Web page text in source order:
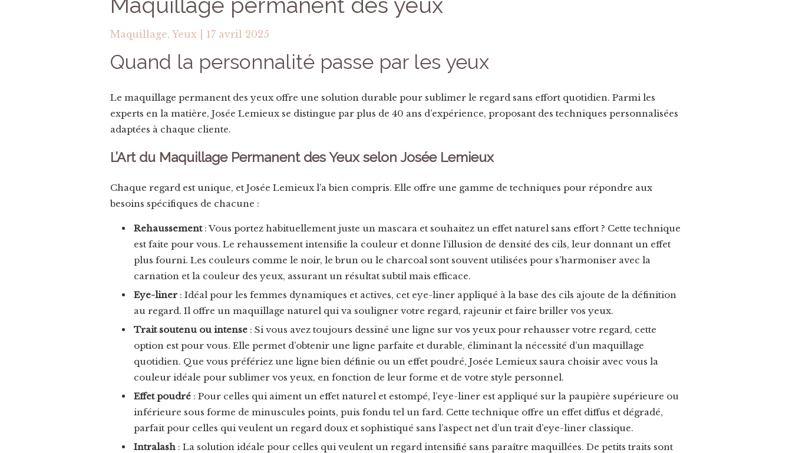
Maquillage, Yeux 17 avril 2025
Quand la personnalité passe par les yeux
Le maquillage permanent des yeux offre une solution durable pour sublimer le regard sans effort quotidien. Parmi les
experts en la matière, Josée Lemieux se distingue par plus de 40 ans d’expérience, proposant des techniques personnalisées
adaptées à chaque cliente.
L’Art du Maquillage Permanent des Yeux selon Josée Lemieux
Chaque regard est unique, et Josée Lemieux l’a bien compris. Elle offre une gamme de techniques pour répondre aux
besoins spécifiques de chacune :
Rehaussement: Vous portez habituellement juste un mascara et souhaitez un effet naturel sans effort ? Cette technique
est faite pour vous. Le rehaussement intensifie la couleur et donne l’illusion de densité des cils, leur donnant un effet
plus fourni. Les couleurs comme le noir, le brun ou le charcoal sont souvent utilisées pour s’harmoniser avec la
carnation et la couleur des yeux, assurant un résultat subtil mais efficace.
Eye-liner : Idéal pour les femmes dynamiques et actives, cet eye-liner appliqué à la base des cils ajoute de la définition
au regard. Il offre un maquillage naturel qui va souligner votre regard, rajeunir et faire briller vos yeux.
Trait soutenu ou intense : Si vous avez toujours dessiné une ligne sur vos yeux pour rehausser votre regard, cette
option est pour vous. Elle permet d’obtenir une ligne parfaite et durable, éliminant la nécessité d’un maquillage
quotidien. Que vous préfériez une ligne bien définie ou un effet poudré, Josée Lemieux saura choisir avec vous la
couleur idéale pour sublimer vos yeux, en fonction de leur forme et de votre style personnel.
Effet poudré : Pour celles qui aiment un effet naturel et estompé, l’eye-liner est appliqué sur la paupière supérieure ou
inférieure sous forme de minuscules points, puis fondu tel un fard. Cette technique offre un effet diffus et dégradé,
parfait pour celles qui veulent un regard doux et sophistiqué sans l’aspect net d’un trait d’eye-liner classique.
Intralash : La solution idéale pour celles qui veulent un regard intensifié sans paraître maquillées. De petits traits sont